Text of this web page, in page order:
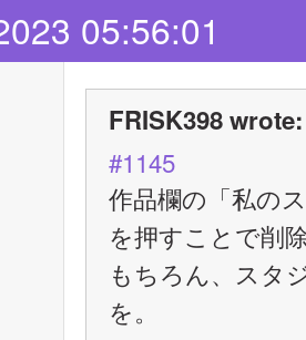
05:56:01
FRISK398 wrote:
#1145
作品欄の「私の
を押すことで削
もちろん、スタ
を。